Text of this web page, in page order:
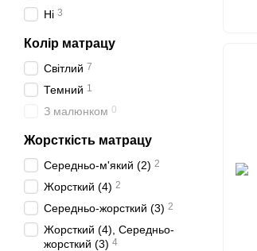
Ні 3
Колір матрацу
Світлий 7
Темний 1
З малюнком 0
Жорсткість матрацу
Середньо-м'який (2) 2
Жорсткий (4) 2
Середньо-жорсткий (3) 2
Жорсткий (4), Середньо-
жорсткий (3) 4